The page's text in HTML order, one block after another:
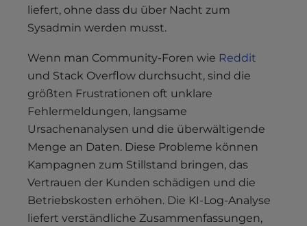
liefert, ohne dass du über Nacht zum
Sysadmin werden musst.
Wenn man Community-Foren wie Reddit
und Stack Overflow durchsucht, sind die
größten Frustrationen oft unklare
Fehlermeldungen, langsame
Ursachenanalysen und die überwältigende
Menge an Daten. Diese Probleme können
Kampagnen zum Stillstand bringen, das
Vertrauen der Kunden schädigen und die
Betriebskosten erhöhen. Die KI-Log-Analyse
liefert verständliche Zusammenfassungen,